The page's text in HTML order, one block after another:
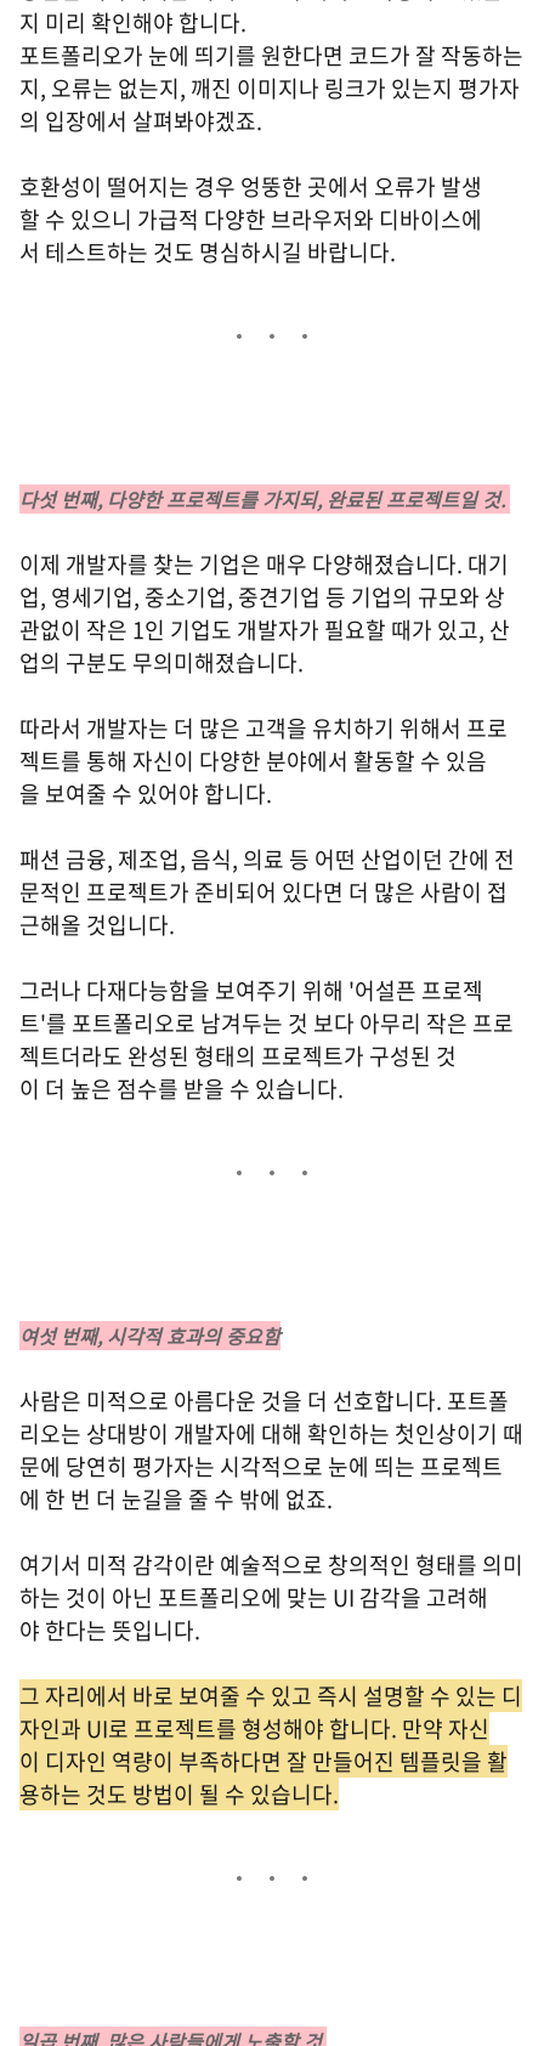
지 미리 확인해야 합니다.
포트폴리오가 눈에 띄기를 원한다면 코드가 잘 작동하는
지, 오류는 없는지, 깨진 이미지나 링크가 있는지 평가자
의 입장에서 살펴봐야겠죠.
호환성이 떨어지는 경우 엉뚱한 곳에서 오류가 발생
할 수 있으니 가급적 다양한 브라우저와 디바이스에
서 테스트하는 것도 명심하시길 바랍니다.
다섯 번째, 다양한 프로젝트를 가지되, 완료된 프로젝트일 것.
이제 개발자를 찾는 기업은 매우 다양해졌습니다. 대기
업, 영세기업, 중소기업, 중견기업 등 기업의 규모와 상
관없이 작은 1인 기업도 개발자가 필요할 때가 있고, 산
업의 구분도 무의미해졌습니다.
따라서 개발자는 더 많은 고객을 유치하기 위해서 프로
젝트를 통해 자신이 다양한 분야에서 활동할 수 있음
을 보여줄 수 있어야 합니다.
패션 금융, 제조업, 음식, 의료 등 어떤 산업이던 간에 전
문적인 프로젝트가 준비되어 있다면 더 많은 사람이 접
근해올 것입니다.
그러나 다재다능함을 보여주기 위해 '어설픈 프로젝
트'를 포트폴리오로 남겨두는 것 보다 아무리 작은 프로
젝트더라도 완성된 형태의 프로젝트가 구성된 것
이 더 높은 점수를 받을 수 있습니다.
여섯 번째, 시각적 효과의 중요함
사람은 미적으로 아름다운 것을 더 선호합니다. 포트폴
리오는 상대방이 개발자에 대해 확인하는 첫인상이기 때
문에 당연히 평가자는 시각적으로 눈에 띄는 프로젝트
에 한 번 더 눈길을 줄 수 밖에 없죠.
여기서 미적 감각이란 예술적으로 창의적인 형태를 의미
하는 것이 아닌 포트폴리오에 맞는 UI 감각을 고려해
야 한다는 뜻입니다.
그 자리에서 바로 보여줄 수 있고 즉시 설명할 수 있는 디
자인과 UI로 프로젝트를 형성해야 합니다. 만약 자신
이 디자인 역량이 부족하다면 잘 만들어진 템플릿을 활
용하는 것도 방법이 될 수 있습니다.